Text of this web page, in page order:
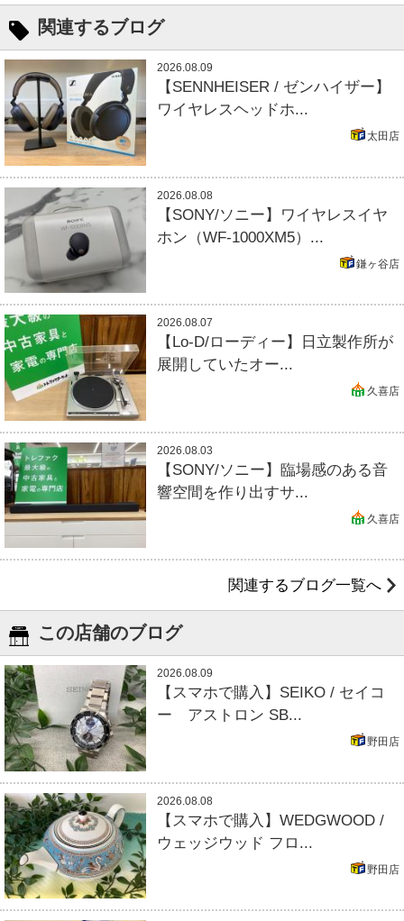
関連するブログ
2026.08.09
【SENNHEISER / ゼンハイザー】
ワイヤレスヘッドホ...
太田店
2026.08.08
【SONY/ソニー】ワイヤレスイヤ
ホン（WF-1000XM5）...
鎌ヶ谷店
2026.08.07
【Lo-D/ローディー】日立製作所が
展開していたオー...
久喜店
2026.08.03
【SONY/ソニー】臨場感のある音
響空間を作り出すサ...
久喜店
関連するブログ一覧へ
この店舗のブログ
2026.08.09
【スマホで購入】SEIKO / セイコ
ー アストロン SB...
野田店
2026.08.08
【スマホで購入】WEDGWOOD /
ウェッジウッド フロ...
野田店